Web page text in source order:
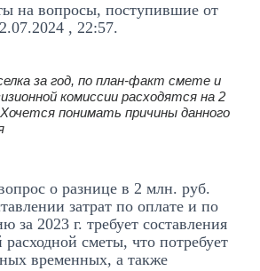
на вопросы, поступившие от
, 22:57.
за год, по план-факт смете и
комиссии расходятся на 2
понимать причины данного
о разнице в 2 млн. руб.
затрат по оплате и по
за 2023 г. требует составления
расходной сметы, что потребует
временных, а также